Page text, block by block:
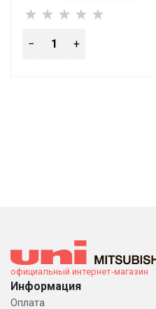
официальный интернет-магазин
Информация
Оплата